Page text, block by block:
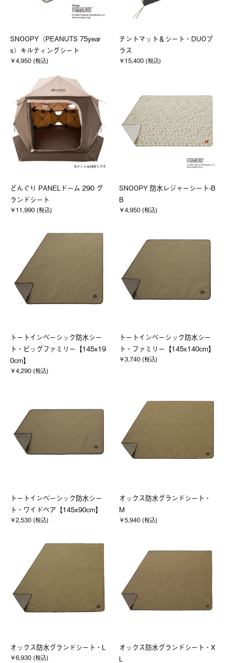
SNOOPY（PEANUTS 75year
s）キルティングシート
￥4,950 (税込)
テントマット＆シート・DUOプ
ラス
￥15,400 (税込)
どんぐり PANELドーム 290 グ
ランドシート
￥11,990 (税込)
SNOOPY 防水レジャーシート-B
B
￥4,950 (税込)
トートインベーシック防水シー
ト・ビッグファミリー【145x19
0cm】
￥4,290 (税込)
トートインベーシック防水シー
ト・ファミリー【145x140cm】
￥3,740 (税込)
トートインベーシック防水シー
ト・ワイドペア【145x90cm】
￥2,530 (税込)
オックス防水グランドシート・
M
￥5,940 (税込)
オックス防水グランドシート・L
￥6,930 (税込)
オックス防水グランドシート・X
L